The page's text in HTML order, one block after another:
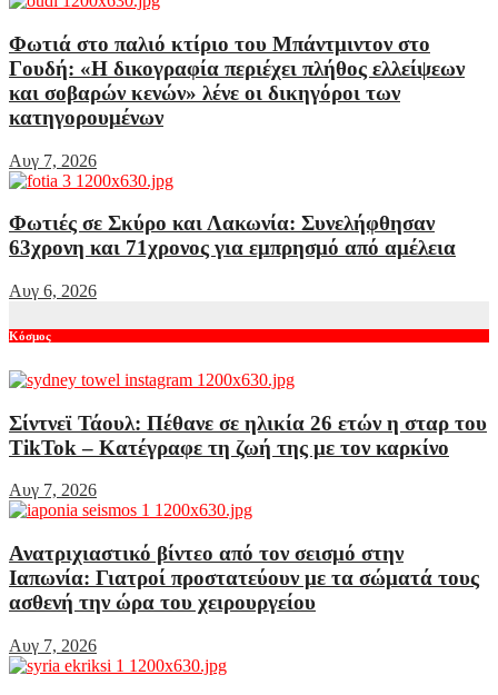
Φωτιά στο παλιό κτίριο του Μπάντμιντον στο
Γουδή: «Η δικογραφία περιέχει πλήθος ελλείψεων
και σοβαρών κενών» λένε οι δικηγόροι των
κατηγορουμένων
Αυγ 7, 2026
Φωτιές σε Σκύρο και Λακωνία: Συνελήφθησαν
63χρονη και 71χρονος για εμπρησμό από αμέλεια
Αυγ 6, 2026
Κόσμος
Σίντνεϊ Τάουλ: Πέθανε σε ηλικία 26 ετών η σταρ του
TikTok – Kατέγραφε τη ζωή της με τον καρκίνο
Αυγ 7, 2026
Ανατριχιαστικό βίντεο από τον σεισμό στην
Ιαπωνία: Γιατροί προστατεύουν με τα σώματά τους
ασθενή την ώρα του χειρουργείου
Αυγ 7, 2026